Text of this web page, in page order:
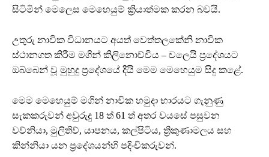
සිටිමින් මෙලෙස මෙහෙයුම් ක්‍රියාත්මක කරන බවයි.
උතුරු නාවික විධානයට අයත් වෙත්තලකේනි නාවික
ස්ථානගත කිරීම මගින් කිලිනොච්චිය – චලෙයි ප්‍රදේශයට
ඔබ්බෙන් වූ මුහුදු ප්‍රදේශයේ දීයි මෙම මෙහෙයුම සිදු කළේ.
මෙම මෙ‍හෙයුම් මගින් නාවික හමුදා භාරයට ගැනුණු
සැකකරුවන් අවුරුදු 18 ත් 61 ත් අතර වයසේ පසුවන
වව්නියා, මුලිතිව්, යාපනය, කල්පිටිය, ත්‍රිකුණාමලය සහ
කින්නියා යන ප්‍රදේශයන්හි පදිංචිකරුවන්.